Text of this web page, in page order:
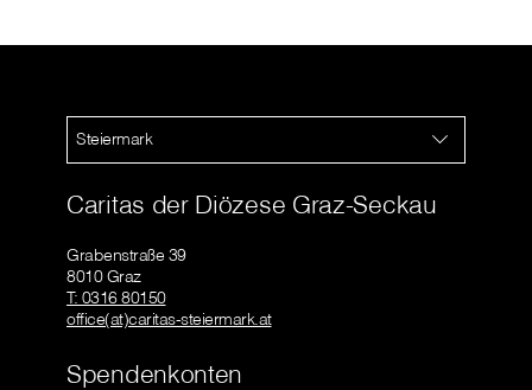
Steiermark
Caritas der Diözese Graz-Seckau
Grabenstraße 39
8010 Graz
T: 0316 80150
office(at)caritas-steiermark.at
Spendenkonten